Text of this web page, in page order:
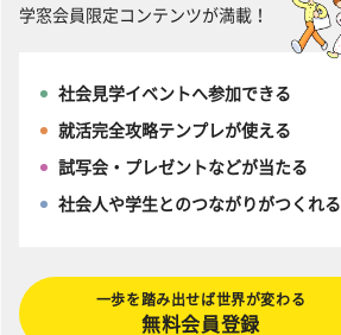
学窓会員限定コンテンツが満載！
社会見学イベントへ参加できる
就活完全攻略テンプレが使える
試写会・プレゼントなどが当たる
社会人や学生とのつながりがつくれる
一歩を踏み出せば世界が変わる
無料会員登録